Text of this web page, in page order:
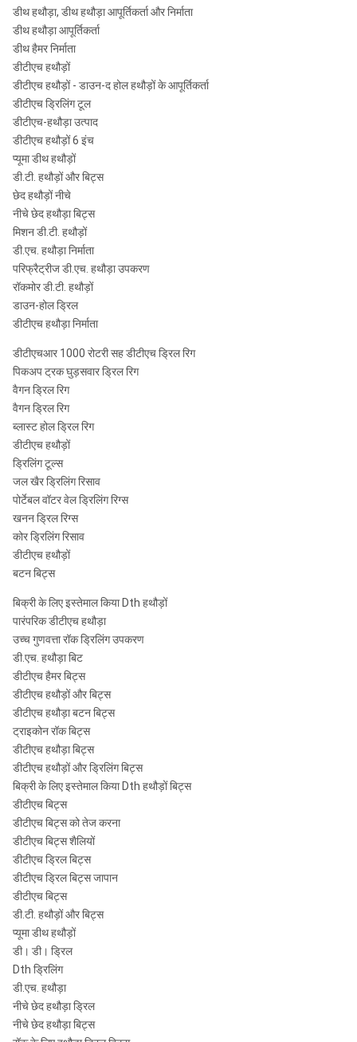
डीथ हथौड़ा, डीथ हथौड़ा आपूर्तिकर्ता और निर्माता
डीथ हथौड़ा आपूर्तिकर्ता
डीथ हैमर निर्माता
डीटीएच हथौड़ों
डीटीएच हथौड़ों - डाउन-द होल हथौड़ों के आपूर्तिकर्ता
डीटीएच ड्रिलिंग टूल
डीटीएच-हथौड़ा उत्पाद
डीटीएच हथौड़ों 6 इंच
प्यूमा डीथ हथौड़ों
डी.टी. हथौड़ों और बिट्स
छेद हथौड़ों नीचे
नीचे छेद हथौड़ा बिट्स
मिशन डी.टी. हथौड़ों
डी.एच. हथौड़ा निर्माता
परिफ्रैट्रीज डी.एच. हथौड़ा उपकरण
रॉकमोर डी.टी. हथौड़ों
डाउन-होल ड्रिल
डीटीएच हथौड़ा निर्माता
डीटीएचआर 1000 रोटरी सह डीटीएच ड्रिल रिग
पिकअप ट्रक घुड़सवार ड्रिल रिग
वैगन ड्रिल रिग
वैगन ड्रिल रिग
ब्लास्ट होल ड्रिल रिग
डीटीएच हथौड़ों
ड्रिलिंग टूल्स
जल खैर ड्रिलिंग रिसाव
पोर्टेबल वॉटर वेल ड्रिलिंग रिग्स
खनन ड्रिल रिग्स
कोर ड्रिलिंग रिसाव
डीटीएच हथौड़ों
बटन बिट्स
बिक्री के लिए इस्तेमाल किया Dth हथौड़ों
पारंपरिक डीटीएच हथौड़ा
उच्च गुणवत्ता रॉक ड्रिलिंग उपकरण
डी.एच. हथौड़ा बिट
डीटीएच हैमर बिट्स
डीटीएच हथौड़ों और बिट्स
डीटीएच हथौड़ा बटन बिट्स
ट्राइकोन रॉक बिट्स
डीटीएच हथौड़ा बिट्स
डीटीएच हथौड़ों और ड्रिलिंग बिट्स
बिक्री के लिए इस्तेमाल किया Dth हथौड़ों बिट्स
डीटीएच बिट्स
डीटीएच बिट्स को तेज करना
डीटीएच बिट्स शैलियों
डीटीएच ड्रिल बिट्स
डीटीएच ड्रिल बिट्स जापान
डीटीएच बिट्स
डी.टी. हथौड़ों और बिट्स
प्यूमा डीथ हथौड़ों
डी। डी। ड्रिल
Dth ड्रिलिंग
डी.एच. हथौड़ा
नीचे छेद हथौड़ा ड्रिल
नीचे छेद हथौड़ा बिट्स